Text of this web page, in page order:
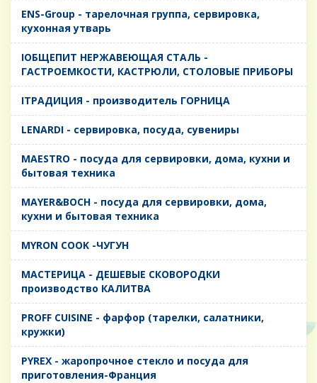
ENS-Group - тарелочная группа, сервировка,
кухонная утварь
IОБЩЕПИТ НЕРЖАВЕЮЩАЯ СТАЛЬ -
ГАСТРОЕМКОСТИ, КАСТРЮЛИ, СТОЛОВЫЕ ПРИБОРЫ
IТРАДИЦИЯ - производитель ГОРНИЦА
LENARDI - сервировка, посуда, сувениры
MAESTRO - посуда для сервировки, дома, кухни и
бытовая техника
MAYER&BOCH - посуда для сервировки, дома,
кухни и бытовая техника
MYRON COOK -ЧУГУН
MАСТЕРИЦА - ДЕШЕВЫЕ СКОВОРОДКИ
производство КАЛИТВА
PROFF CUISINE - фарфор (тарелки, салатники,
кружки)
PYREX - жаропрочное стекло и посуда для
приготовления-Франция